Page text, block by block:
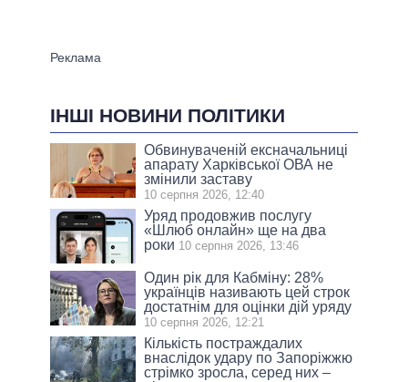
ІНШІ НОВИНИ ПОЛІТИКИ
Обвинуваченій ексначальниці
апарату Харківської ОВА не
змінили заставу
10 серпня 2026, 12:40
Уряд продовжив послугу
«Шлюб онлайн» ще на два
роки 10 серпня 2026, 13:46
Один рік для Кабміну: 28%
українців називають цей строк
достатнім для оцінки дій уряду
10 серпня 2026, 12:21
Кількість постраждалих
внаслідок удару по Запоріжжю
стрімко зросла, серед них –